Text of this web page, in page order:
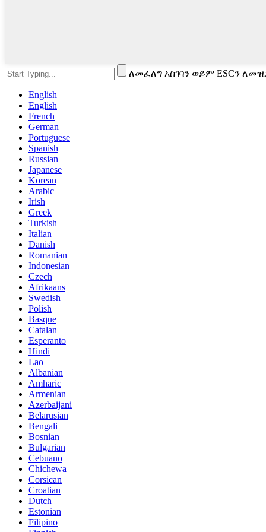
ለመፈለግ አስገባን ወይም ESCን
English
English
French
German
Portuguese
Spanish
Russian
Japanese
Korean
Arabic
Irish
Greek
Turkish
Italian
Danish
Romanian
Indonesian
Czech
Afrikaans
Swedish
Polish
Basque
Catalan
Esperanto
Hindi
Lao
Albanian
Amharic
Armenian
Azerbaijani
Belarusian
Bengali
Bosnian
Bulgarian
Cebuano
Chichewa
Corsican
Croatian
Dutch
Estonian
Filipino